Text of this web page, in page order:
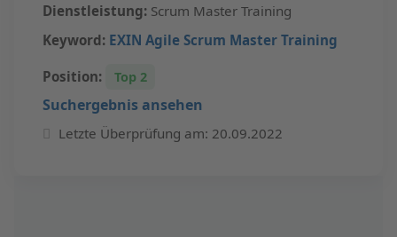
Dienstleistung: Scrum Master Training
Keyword: EXIN Agile Scrum Master Training
Position: Top 2
Suchergebnis ansehen
Letzte Überprüfung am: 20.09.2022